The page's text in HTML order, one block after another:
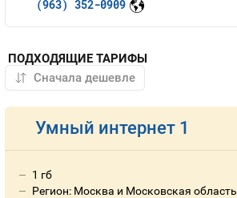
(963) 352-0909
ПОДХОДЯЩИЕ ТАРИФЫ
Умный интернет 1
1 гб
Регион: Москва и Московская область